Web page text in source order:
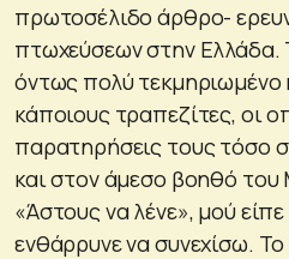
πρωτοσέλιδο άρθρο-
πτωχεύσεων στην
όντως πολύ τεκμηριωμένο
κάποιους τραπεζίτες, οι
παρατηρήσεις τους τόσο
και στον άμεσο βοηθό
«Άστους να λένε», μού
ενθάρρυνε να συνεχίσω. Το